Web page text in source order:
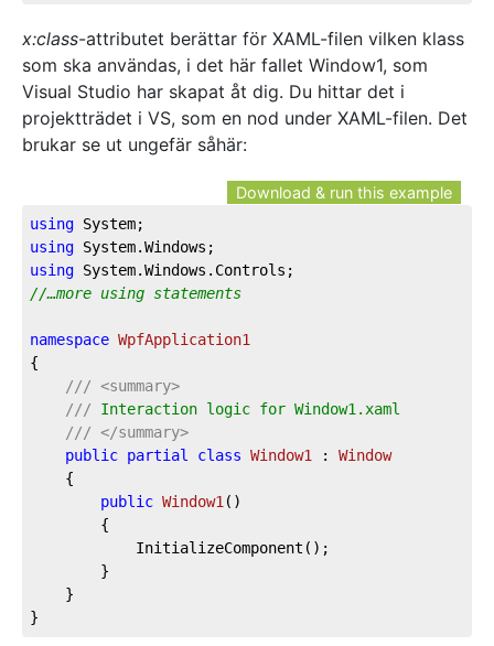
x:class-attributet berättar för XAML-filen vilken klass
som ska användas, i det här fallet Window1, som
Visual Studio har skapat åt dig. Du hittar det i
projektträdet i VS, som en nod under XAML-filen. Det
brukar se ut ungefär såhär:
Download & run this example
using
using
using
//…more using statements
namespace WpfApplication1
{
/// <summary>
/// Interaction logic for Window1.xaml
/// </summary>
public partial class Window1 : Window
    {
public Window1 ( )
        {
            InitializeComponent();
        }
    }
}